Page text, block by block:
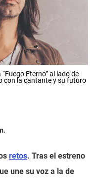
Eterno” al lado de
con la cantante y su futuro
retos. Tras el estreno
une su voz a la de